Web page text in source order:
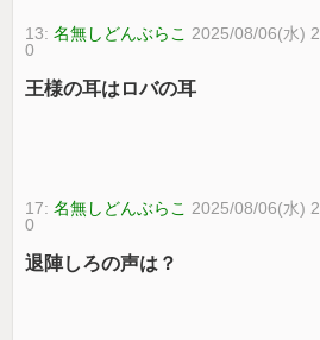
13:名無しどんぶらこ 2025/08/06(水)
0
王様の耳はロバの耳
17:名無しどんぶらこ 2025/08/06(水)
0
退陣しろの声は？